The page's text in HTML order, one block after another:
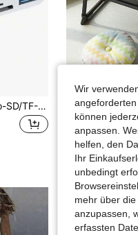
3-in-1 USB-C zu Micro-SD/TF-Kartenleser Adapter, kompatibel mit 16/15, iPad Pro, Pro/Air, Chromebook XPS, Galaxy S10/S9 und weitere USB-C Geräte
9 übrig
11,77€ 11,79€
4-5 Werktage
Wir
können
anpassen.
helfen, den
Ihr
unbedingt
mehr über
anzupassen,
erfassten